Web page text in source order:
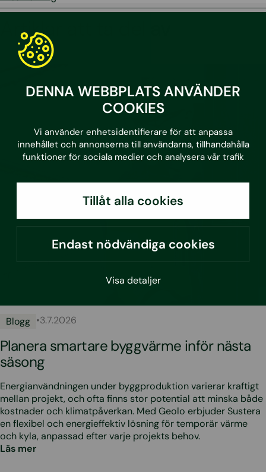
DENNA WEBBPLATS ANVÄNDER
COOKIES
Vi använder enhetsidentifierare för att anpassa
innehållet och annonserna till användarna, tillhandahålla
funktioner för sociala medier och analysera vår trafik
Tillåt alla cookies
Endast nödvändiga cookies
Visa detaljer
Artiklar att ta del av
Blogg •3.7.2026
Planera smartare byggvärme inför nästa
säsong
Energianvändningen under byggproduktion varierar kraftigt
mellan projekt, och ofta finns stor potential att minska både
kostnader och klimatpåverkan. Med Geolo erbjuder Sustera
en flexibel och energieffektiv lösning för temporär värme
och kyla, anpassad efter varje projekts behov.
Läs mer